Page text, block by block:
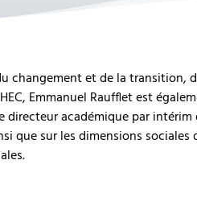
changement et de la transition,
Emmanuel Raufflet est
académique par intérim
que sur les dimensions